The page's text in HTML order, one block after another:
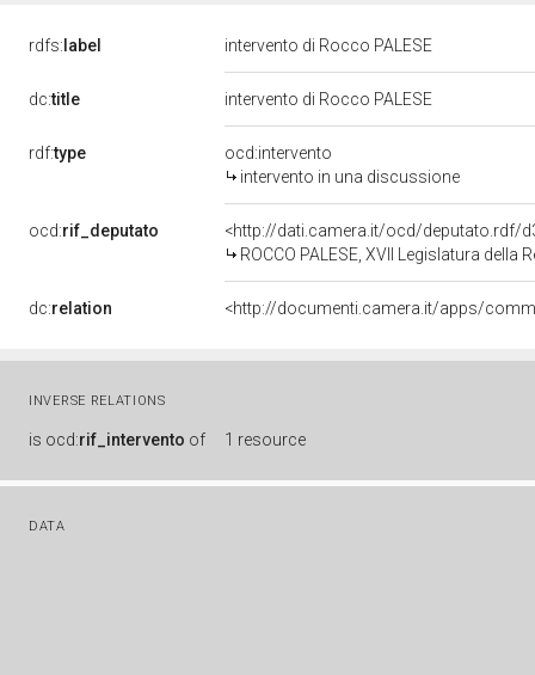
rdfs: label intervento di Rocco PALESE
dc:title intervento di Rocco PALESE
rdf:type
ocd:intervento
intervento in una discussione
ocd:rif_deputato
<http://dati.camera.it/ocd/deputato.rdf/
ROCCO PALESE, XVII Legislatura della
dc:relation
INVERSE RELATIONS
is ocd:rif_intervento of 1 resource
DATA